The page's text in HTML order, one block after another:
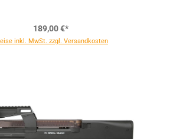
189,00 €*
inkl. MwSt. zzgl. Versandkosten